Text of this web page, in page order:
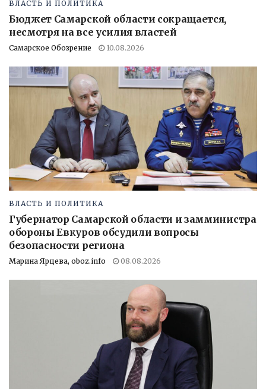
ВЛАСТЬ И ПОЛИТИКА
Бюджет Самарской области сокращается,
несмотря на все усилия властей
Самарское Обозрение 10.08.2026
ВЛАСТЬ И ПОЛИТИКА
Губернатор Самарской области и замминистра
обороны Евкуров обсудили вопросы
безопасности региона
Марина Ярцева, oboz.info 08.08.2026